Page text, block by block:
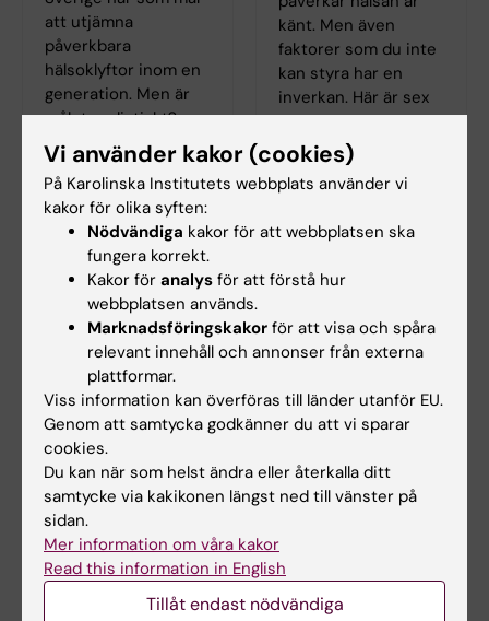
att utjämna
påverkbara
hälsoklyftor inom en
generation. Men är
målet realistiskt?
känt. Men även
faktorer som du inte
kan styra har en
inverkan. Här är sex
exempel.
Jenny Vinglid: ”Personer med obesitas nekas
vård”
Enligt Jenny Vinglid är diskrimineringen av personer
med fetma utbredd inom vården.
Vi använder kakor (cookies)
På Karolinska Institutets webbplats använder vi
kakor för olika syften:
Nödvändiga kakor för att webbplatsen ska
fungera korrekt.
Kakor för analys för att förstå hur
webbplatsen används.
Marknadsföringskakor för att visa och spåra
relevant innehåll och annonser från externa
plattformar.
Viss information kan överföras till länder utanför EU.
Genom att samtycka godkänner du att vi sparar
cookies.
Du kan när som helst ändra eller återkalla ditt
samtycke via kakikonen längst ned till vänster på
sidan.
Mer information om våra kakor
Read this information in English
Tillåt endast nödvändiga